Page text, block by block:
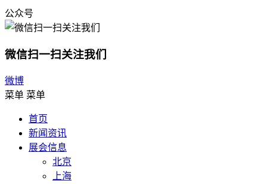
公众号
微信扫一扫关注我们
微博
菜单 菜单
首页
新闻资讯
展会信息
北京
上海